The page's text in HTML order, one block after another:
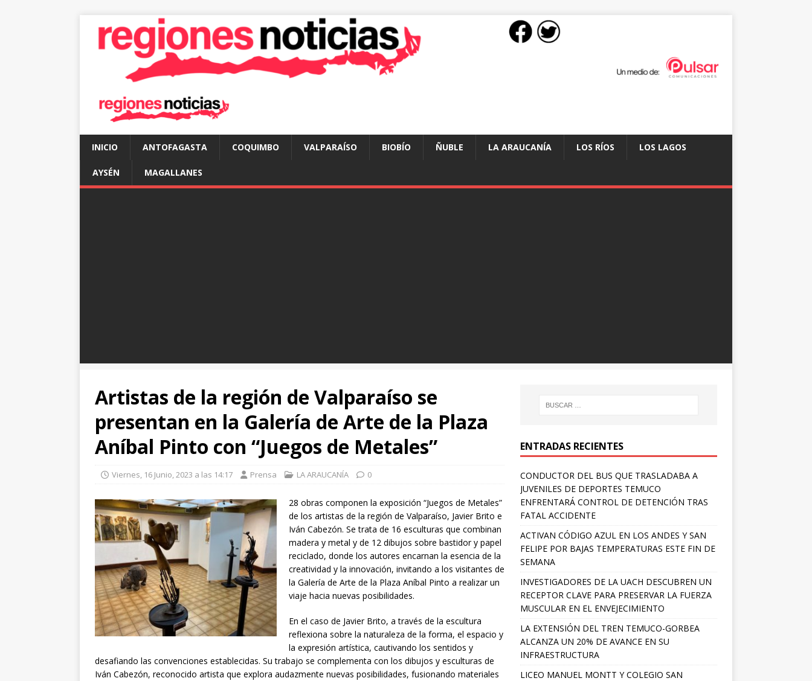
INICIO ANTOFAGASTA COQUIMBO VALPARAÍSO BIOBÍO ÑUBLE LA ARAUCANÍA LOS RÍOS LOS LAGOS
AYSÉN MAGALLANES
Artistas de la región de Valparaíso se
presentan en la Galería de Arte de la Plaza
Aníbal Pinto con “Juegos de Metales”
Viernes, 16 Junio, 2023 a las 14:17 Prensa LA ARAUCANÍA 0
28 obras componen la exposición “Juegos de Metales”
de los artistas de la región de Valparaíso, Javier Brito e
Iván Cabezón. Se trata de 16 esculturas que combinan
madera y metal y de 12 dibujos sobre bastidor y papel
reciclado, donde los autores encarnan la esencia de la
creatividad y la innovación, invitando a los visitantes de
la Galería de Arte de la Plaza Aníbal Pinto a realizar un
viaje hacia nuevas posibilidades.
En el caso de Javier Brito, a través de la escultura
reflexiona sobre la naturaleza de la forma, el espacio y
la expresión artística, cautivando los sentidos y
desafiando las convenciones establecidas. Su trabajo se complementa con los dibujos y esculturas de
Iván Cabezón, reconocido artista que explora audazmente nuevas posibilidades, fusionando materiales
ENTRADAS RECIENTES
CONDUCTOR DEL BUS QUE TRASLADABA A
JUVENILES DE DEPORTES TEMUCO
ENFRENTARÁ CONTROL DE DETENCIÓN TRAS
FATAL ACCIDENTE
ACTIVAN CÓDIGO AZUL EN LOS ANDES Y SAN
FELIPE POR BAJAS TEMPERATURAS ESTE FIN DE
SEMANA
INVESTIGADORES DE LA UACH DESCUBREN UN
RECEPTOR CLAVE PARA PRESERVAR LA FUERZA
MUSCULAR EN EL ENVEJECIMIENTO
LA EXTENSIÓN DEL TREN TEMUCO-GORBEA
ALCANZA UN 20% DE AVANCE EN SU
INFRAESTRUCTURA
LICEO MANUEL MONTT Y COLEGIO SAN